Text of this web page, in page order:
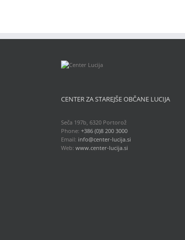
CENTER ZA STAREJŠE OBČANE LUCIJA
Seča 197b, 6320 Portorož
Phone: +386 (0)8 200 3000
Email: info@center-lucija.si
Web: www.center-lucija.si